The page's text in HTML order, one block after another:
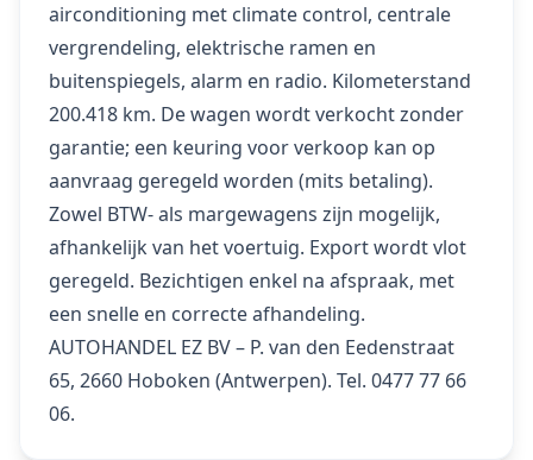
airconditioning met climate control, centrale
vergrendeling, elektrische ramen en
buitenspiegels, alarm en radio. Kilometerstand
200.418 km. De wagen wordt verkocht zonder
garantie; een keuring voor verkoop kan op
aanvraag geregeld worden (mits betaling).
Zowel BTW- als margewagens zijn mogelijk,
afhankelijk van het voertuig. Export wordt vlot
geregeld. Bezichtigen enkel na afspraak, met
een snelle en correcte afhandeling.
AUTOHANDEL EZ BV – P. van den Eedenstraat
65, 2660 Hoboken (Antwerpen). Tel. 0477 77 66
06.